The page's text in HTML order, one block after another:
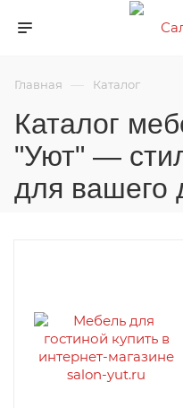
Главная — Каталог
Каталог
"Уют" —
для вашего